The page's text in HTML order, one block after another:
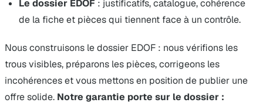
Le dossier EDOF : justificatifs, catalogue, cohérence
de la fiche et pièces qui tiennent face à un contrôle.
Nous construisons le dossier EDOF : nous vérifions les
trous visibles, préparons les pièces, corrigeons les
incohérences et vous mettons en position de publier une
offre solide. Notre garantie porte sur le dossier :